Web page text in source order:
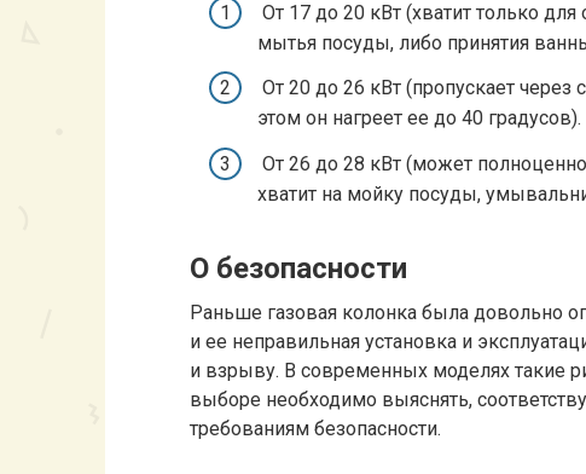
От 17 до 20 кВт (хватит только
мытья посуды, либо принятия
От 20 до 26 кВт (пропускает через
этом он нагреет ее до 40 градусов).
От 26 до 28 кВт (может
хватит на мойку посуды,
О безопасности
Раньше газовая колонка была довольно
и ее неправильная установка и
и взрыву. В современных моделях такие
выборе необходимо выяснять,
требованиям безопасности.